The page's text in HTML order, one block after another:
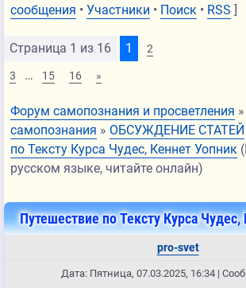
сообщения • Участники • Поиск • RSS ]
Страница 1 из 16 1 2
3 … 15 16 »
Форум самопознания и просветления »
самопознания » ОБСУЖДЕНИЕ СТАТЕЙ
по Тексту Курса Чудес, Кеннет Уопник
русском языке, читайте онлайн)
Путешествие по Тексту Курса Чудес,
pro-svet
Дата: Пятница, 07.03.2025, 16:34 |